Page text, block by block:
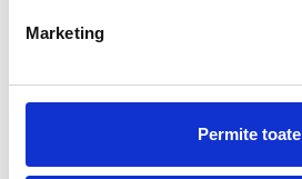
Marketing
Permite toate